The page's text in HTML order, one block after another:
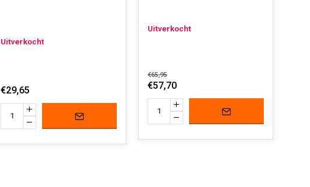
Uitverkocht
€29,65
Uitverkocht
€65,95
€57,70